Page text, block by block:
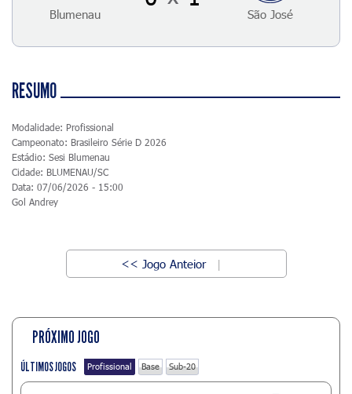
Blumenau São José
RESUMO
Modalidade: Profissional
Campeonato: Brasileiro Série D 2026
Estádio: Sesi Blumenau
Cidade: BLUMENAU/SC
Data: 07/06/2026 - 15:00
Gol Andrey
<< Jogo Anteior |
PRÓXIMO JOGO
ÚLTIMOS JOGOS Profissional Base Sub-20